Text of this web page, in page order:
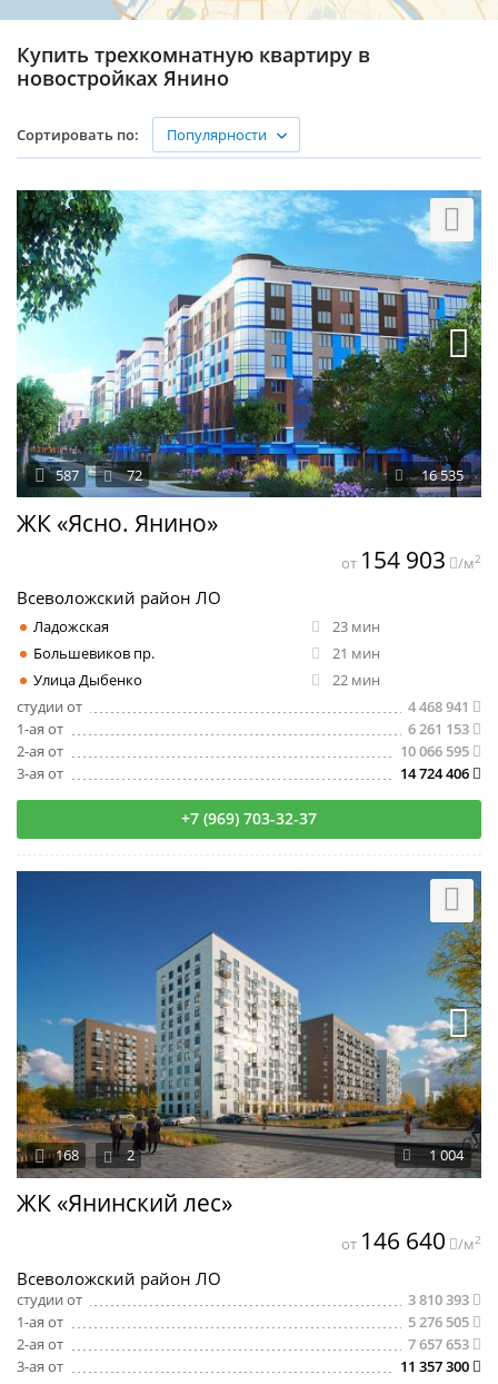
Купить трехкомнатную квартиру в
новостройках Янино
Сортировать по: Популярности
ЖК «Ясно. Янино»
16 535
587 72
Всеволожский район ЛО
Ладожская
23 мин
Большевиков пр.
21 мин
Улица Дыбенко
22 мин
студии от
4 468 941
1-ая от
6 261 153
2-ая от
10 066 595
3-ая от
14 724 406
от 154 903 /м2
+7 (969) 703-32-37
ЖК «Янинский лес»
1 004
168 2
Всеволожский район ЛО
студии от
3 810 393
1-ая от
5 276 505
2-ая от
7 657 653
3-ая от
11 357 300
от 146 640 /м2